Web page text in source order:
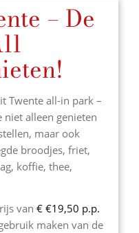
– De
Twente all-in park –
alleen genieten
maar ook
broodjes, friet,
koffie, thee,
van € €19,50 p.p.
maken van de